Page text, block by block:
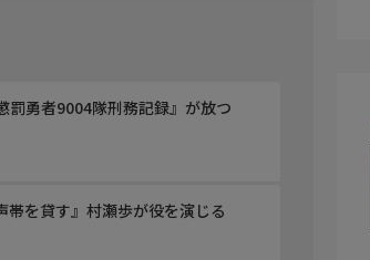
罰勇者9004隊刑務記録』が放つ
を貸す』村瀬歩が役を演じる